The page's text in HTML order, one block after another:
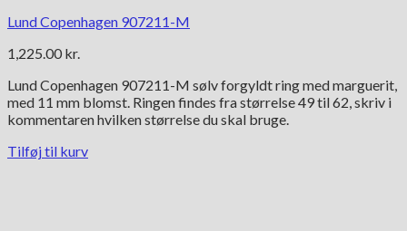
Lund Copenhagen 907211-M
1,225.00 kr.
Lund Copenhagen 907211-M sølv forgyldt ring med marguerit,
med 11 mm blomst. Ringen findes fra størrelse 49 til 62, skriv i
kommentaren hvilken størrelse du skal bruge.
Tilføj til kurv